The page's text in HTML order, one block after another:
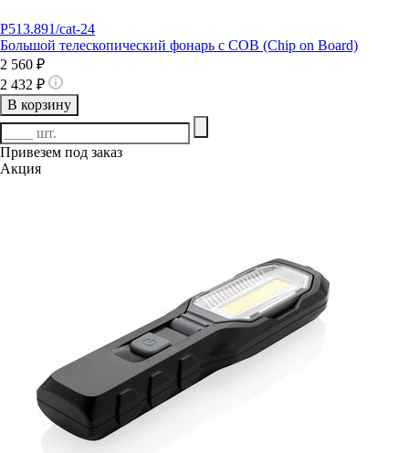
P513.891/cat-24
Большой телескопический фонарь с COB (Chip on Board)
2 560 ₽
2 432 ₽
В корзину
Привезем под заказ
Акция